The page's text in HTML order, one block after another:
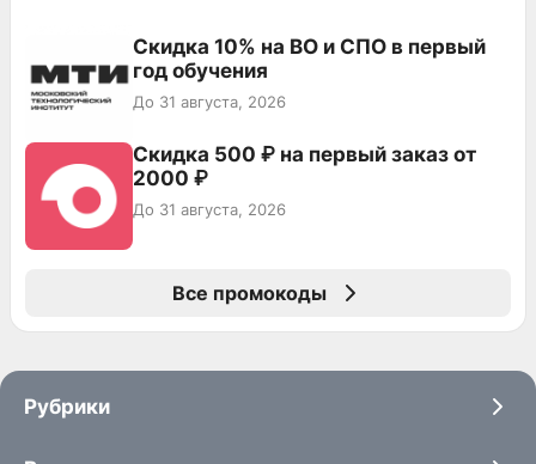
Скидка 10% на ВО и СПО в первый
год обучения
До 31 августа, 2026
Скидка 500 ₽ на первый заказ от
2000 ₽
До 31 августа, 2026
Все промокоды
Рубрики